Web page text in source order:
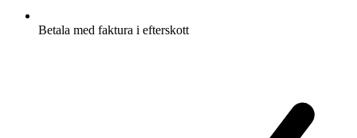
Betala med faktura i efterskott